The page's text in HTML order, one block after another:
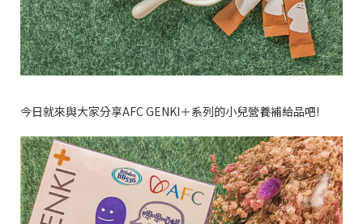
今日就來與大家分享AFC GENKI＋系列的小兒營養補給品吧!